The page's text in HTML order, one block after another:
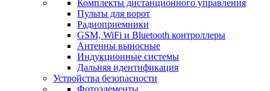
Комплекты дистанционного управления
Пульты для ворот
Радиоприемники
GSM, WiFi и Bluetooth контроллеры
Антенны выносные
Индукционные системы
Дальняя идентификация
Устройства безопасности
Фотоэлементы